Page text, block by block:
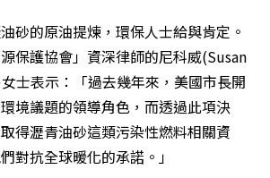
砂的原油提煉，環保人士給與肯定。
保護協會」資深律師的尼科威(Susan
士表示：「過去幾年來，美國市長開
境議題的領導角色，而透過此項決
得瀝青油砂這類污染性燃料相關資
對抗全球暖化的承諾。」